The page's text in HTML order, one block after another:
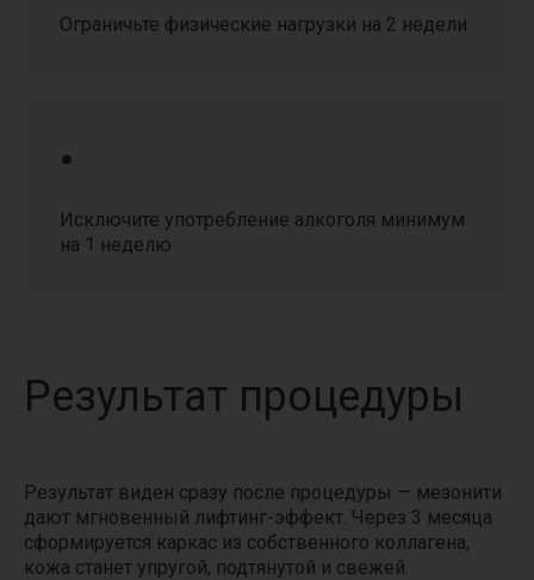
Ограничьте физические нагрузки на 2 недели
•
Исключите употребление алкоголя минимум
на 1 неделю
Результат процедуры
Результат виден сразу после процедуры — мезонити
дают мгновенный лифтинг-эффект. Через 3 месяца
сформируется каркас из собственного коллагена,
кожа станет упругой, подтянутой и свежей.
Запишитесь на бесплатную
консультацию. Оставьте свои контактные
данные в форме ниже. Мы позвоним вам
в течение 15 минут и поможем сделать
правильный выбор.
Не определились